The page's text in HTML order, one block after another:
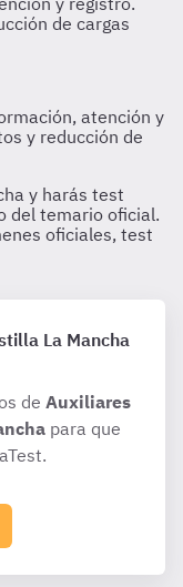
La Mancha
de Auxiliares
para que